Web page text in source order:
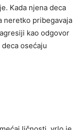
Kada njena deca
neretko pribegavaja
kao odgovor
osećaju